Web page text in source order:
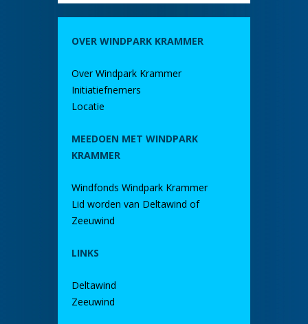
OVER WINDPARK KRAMMER
Over Windpark Krammer
Initiatiefnemers
Locatie
MEEDOEN MET WINDPARK
KRAMMER
Windfonds Windpark Krammer
Lid worden van Deltawind of
Zeeuwind
LINKS
Deltawind
Zeeuwind